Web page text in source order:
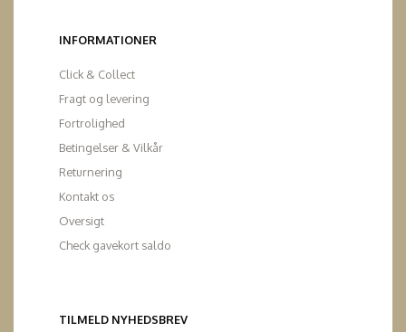
INFORMATIONER
Click & Collect
Fragt og levering
Fortrolighed
Betingelser & Vilkår
Returnering
Kontakt os
Oversigt
Check gavekort saldo
TILMELD NYHEDSBREV